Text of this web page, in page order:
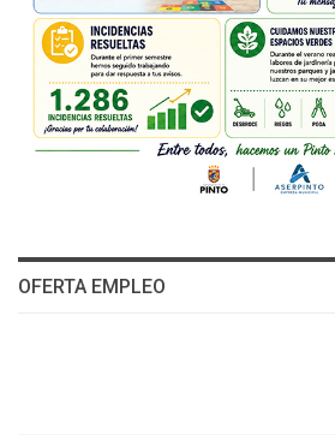
OFERTA EMPLEO